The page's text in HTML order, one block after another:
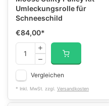
Umleckungsrolle für
Schneeschild
€84,00*
Vergleichen
* Inkl. MwSt. zzgl. Versandkosten